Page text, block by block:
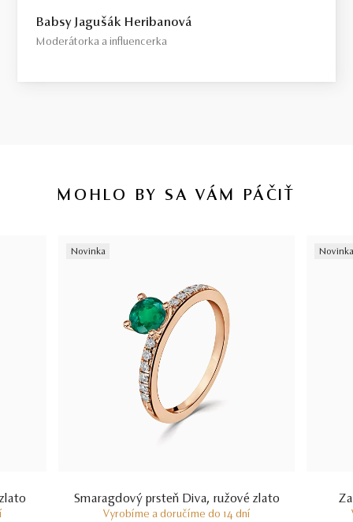
Babsy Jagušák Heribanová
Moderátorka a influencerka
MOHLO BY SA VÁM PÁČIŤ
Novinka
Smaragdový prsteň Diva, ružové zlato
Vyrobíme a doručíme do 14 dní
Novinka